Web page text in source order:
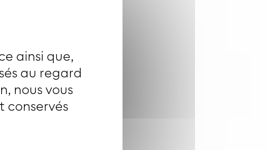
ainsi que,
au regard
nous vous
conservés